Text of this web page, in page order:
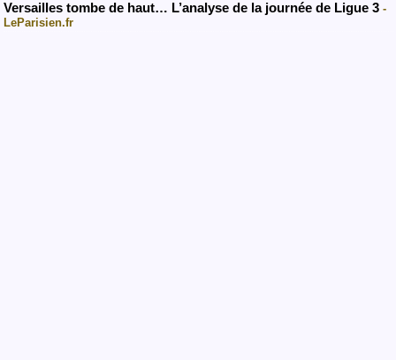
Versailles tombe de haut… L’analyse de la journée de Ligue 3 -
LeParisien.fr